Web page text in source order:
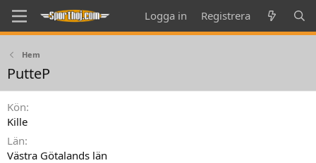
Logga in Registrera
Hem
PutteP
Kön
Kille
Län
Västra Götalands län